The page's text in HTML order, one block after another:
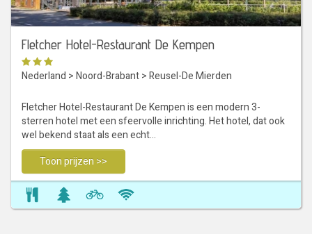
Fletcher Hotel-Restaurant De Kempen
Nederland >Noord-Brabant>Reusel-De Mierden
Fletcher Hotel-Restaurant De Kempen is een modern 3-
sterren hotel met een sfeervolle inrichting. Het hotel, dat ook
wel bekend staat als een echt…
Toon prijzen >>